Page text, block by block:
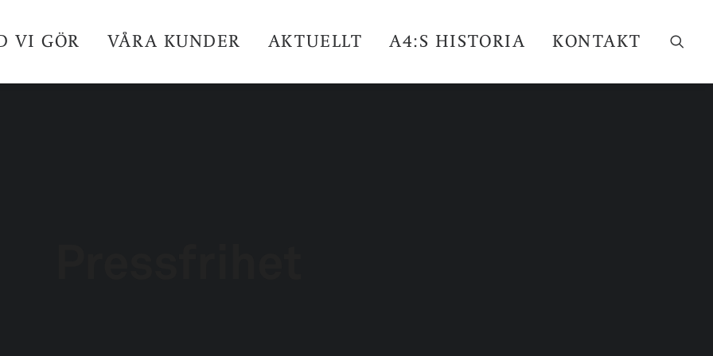
VI GÖR VÅRA KUNDER AKTUELLT A4:S HISTORIA KONTAKT